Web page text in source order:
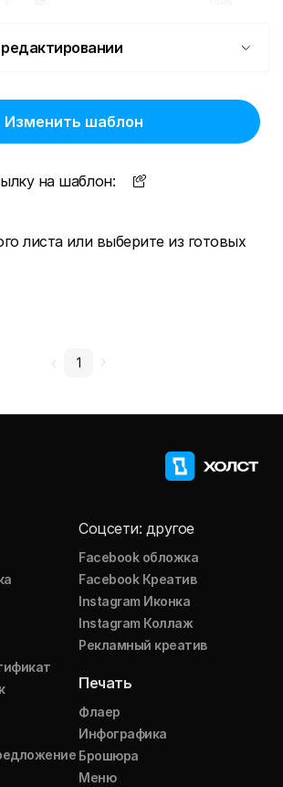
Изменить шаблон
на шаблон:
листа или выберите из готовых
1
Соцсети: другое
Facebook обложка
Facebook Креатив
Instagram Иконка
Instagram Коллаж
Рекламный креатив
Печать
Флаер
Инфографика
Брошюра
Меню